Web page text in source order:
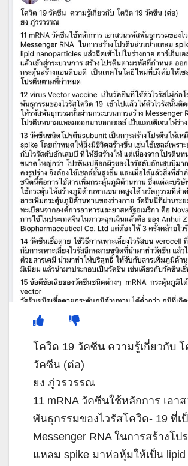
โควิด 19 วัคซีน ความรู้เกี่ยวกับ
วัคซีน (ต่อ)
ยง ภู่วรวรรณ
11 mRNA วัคซีนใช้หลักการ เอา
พันธุกรรมของไวรัสโควิด- 19 ที่เ
Messenger RNA ในการสร้างโ
แหลม spike มาห่อหุ้มให้เป็น lipid